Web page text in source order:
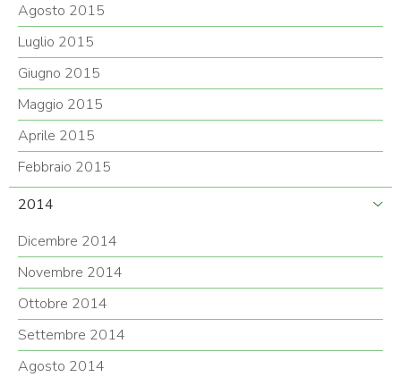
Agosto 2015
Luglio 2015
Giugno 2015
Maggio 2015
Aprile 2015
Febbraio 2015
2014
Dicembre 2014
Novembre 2014
Ottobre 2014
Settembre 2014
Agosto 2014